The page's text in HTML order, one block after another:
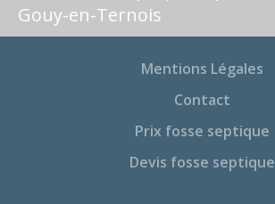
Gouy-en-Ternois
Mentions Légales
Contact
Prix fosse septique
Devis fosse septique